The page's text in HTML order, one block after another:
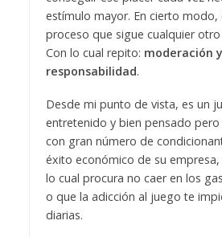
estímulo mayor. En cierto modo,
proceso que sigue cualquier
Con lo cual repito: moderación y
responsabilidad.
Desde mi punto de vista, es un
entretenido y bien pensado
con gran número de
éxito económico de su
lo cual procura no caer en los
o que la adicción al juego te
diarias.